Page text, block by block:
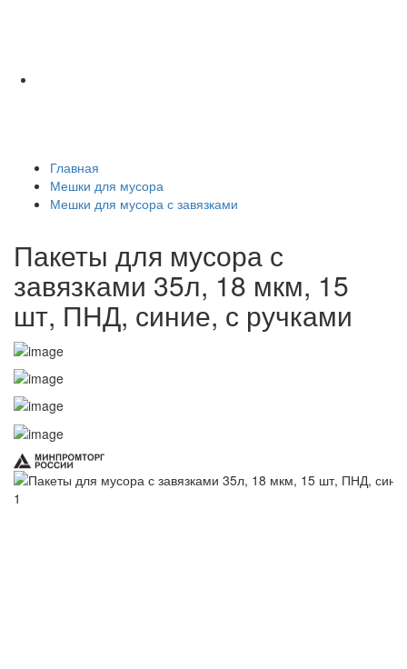
Главная
Мешки для мусора
Мешки для мусора с завязками
Пакеты для мусора с
завязками 35л, 18 мкм, 15
шт, ПНД, синие, с ручками